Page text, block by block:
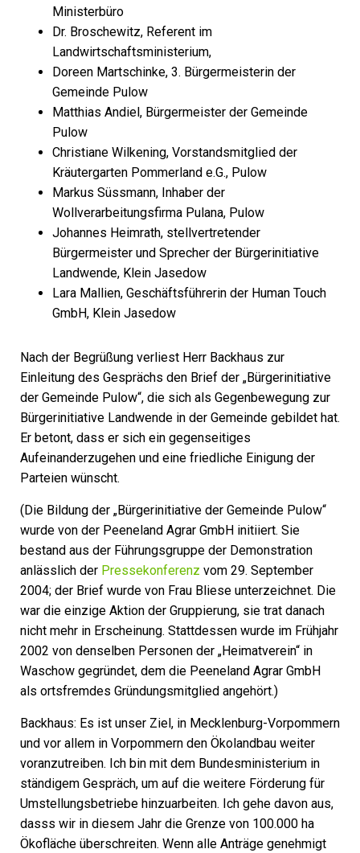
Ministerbüro
Dr. Broschewitz, Referent im
Landwirtschaftsministerium,
Doreen Martschinke, 3. Bürgermeisterin der
Gemeinde Pulow
Matthias Andiel, Bürgermeister der Gemeinde
Pulow
Christiane Wilkening, Vorstandsmitglied der
Kräutergarten Pommerland e.G., Pulow
Markus Süssmann, Inhaber der
Wollverarbeitungsfirma Pulana, Pulow
Johannes Heimrath, stellvertretender
Bürgermeister und Sprecher der Bürgerinitiative
Landwende, Klein Jasedow
Lara Mallien, Geschäftsführerin der Human Touch
GmbH, Klein Jasedow
Nach der Begrüßung verliest Herr Backhaus zur
Einleitung des Gesprächs den Brief der „Bürgerinitiative
der Gemeinde Pulow“, die sich als Gegenbewegung zur
Bürgerinitiative Landwende in der Gemeinde gebildet hat.
Er betont, dass er sich ein gegenseitiges
Aufeinanderzugehen und eine friedliche Einigung der
Parteien wünscht.
(Die Bildung der „Bürgerinitiative der Gemeinde Pulow“
wurde von der Peeneland Agrar GmbH initiiert. Sie
bestand aus der Führungsgruppe der Demonstration
anlässlich der Pressekonferenz vom 29. September
2004; der Brief wurde von Frau Bliese unterzeichnet. Die
war die einzige Aktion der Gruppierung, sie trat danach
nicht mehr in Erscheinung. Stattdessen wurde im Frühjahr
2002 von denselben Personen der „Heimatverein“ in
Waschow gegründet, dem die Peeneland Agrar GmbH
als ortsfremdes Gründungsmitglied angehört.)
Backhaus: Es ist unser Ziel, in Mecklenburg-Vorpommern
und vor allem in Vorpommern den Ökolandbau weiter
voranzutreiben. Ich bin mit dem Bundesministerium in
ständigem Gespräch, um auf die weitere Förderung für
Umstellungsbetriebe hinzuarbeiten. Ich gehe davon aus,
dasss wir in diesem Jahr die Grenze von 100.000 ha
Ökofläche überschreiten. Wenn alle Anträge genehmigt